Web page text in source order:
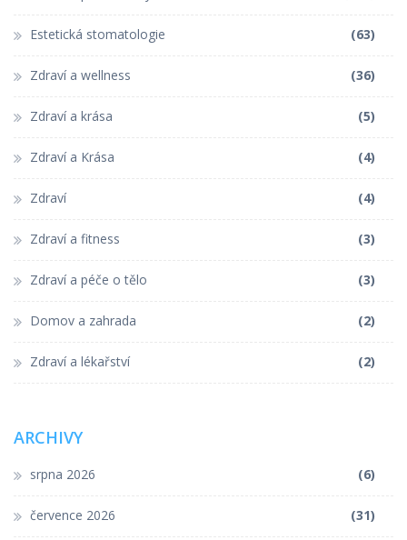
Estetická stomatologie (63)
Zdraví a wellness (36)
Zdraví a krása (5)
Zdraví a Krása (4)
Zdraví (4)
Zdraví a fitness (3)
Zdraví a péče o tělo (3)
Domov a zahrada (2)
Zdraví a lékařství (2)
ARCHIVY
srpna 2026 (6)
července 2026 (31)